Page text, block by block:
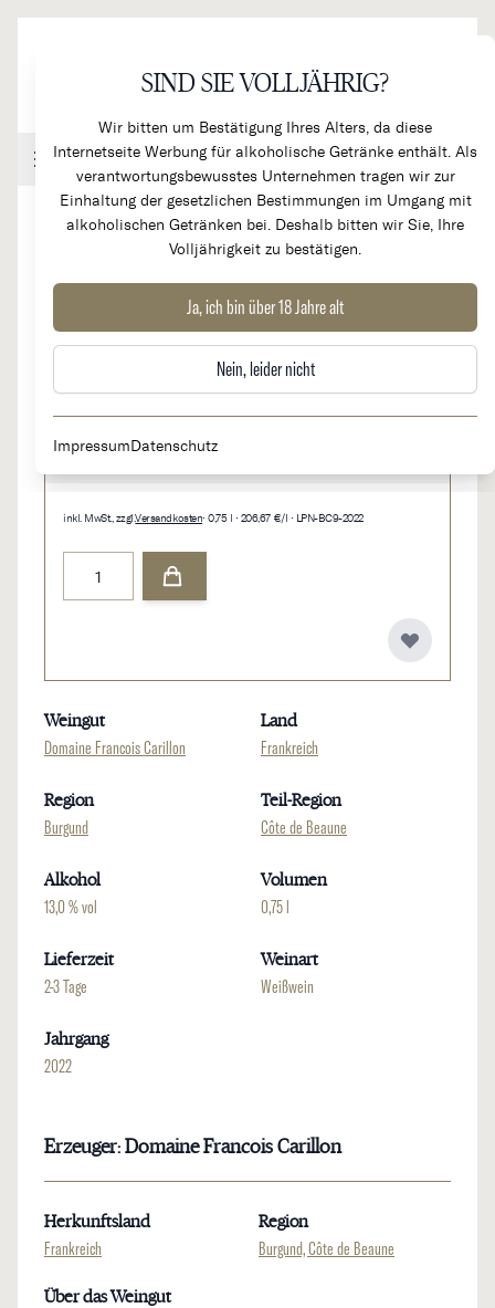
SIND SIE VOLLJÄHRIG?
Wir bitten um Bestätigung Ihres Alters, da diese
Internetseite Werbung für alkoholische Getränke enthält. Als
verantwortungsbewusstes Unternehmen tragen wir zur
Einhaltung der gesetzlichen Bestimmungen im Umgang mit
alkoholischen Getränken bei. Deshalb bitten wir Sie, Ihre
Volljährigkeit zu bestätigen.
Ja, ich bin über 18 Jahre alt
Nein, leider nicht
ImpressumDatenschutz
Handel & Gastronomie Kundenkonto Warenkorb
Puligny Montrachet 1er Cru "Les
Folatières"
155,00 €
inkl. MwSt., zzgl.Versandkosten• 0,75 l • 206,67 €/l • LPN-BC9-2022
Weingut
Domaine Francois Carillon
Land
Frankreich
Region
Burgund
Teil-Region
Côte de Beaune
Alkohol
13,0 % vol
Volumen
0,75 l
Lieferzeit
2-3 Tage
Weinart
Weißwein
Jahrgang
2022
Erzeuger: Domaine Francois Carillon
Herkunftsland
Frankreich
Region
Burgund, Côte de Beaune
Über das Weingut